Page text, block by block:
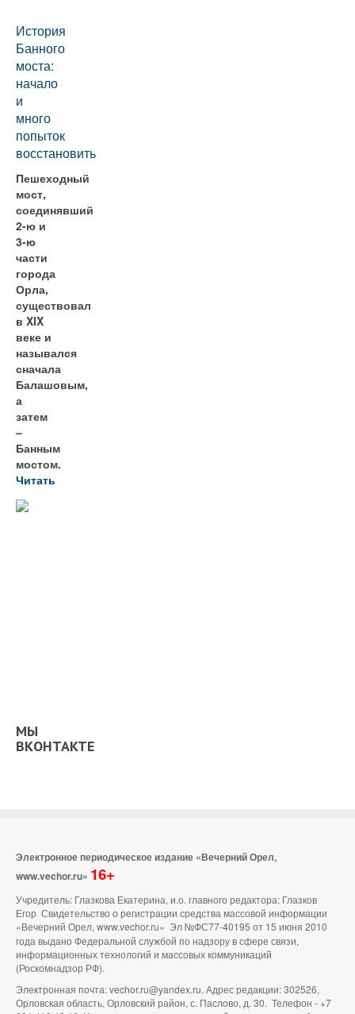
История
Банного
моста:
начало
и
много
попыток
восстановить
Пешеходный
мост,
соединявший
2-ю и
3-ю
части
города
Орла,
существовал
в XIX
веке и
назывался
сначала
Балашовым,
а
затем
–
Банным
мостом.
Читать
МЫ
ВКОНТАКТЕ
Электронное периодическое издание «Вечерний Орел,
www.vechor.ru» 16+
Учредитель: Глазкова Екатерина, и.о. главного редактора: Глазков
Егор Свидетельство о регистрации средства массовой информации
«Вечерний Орел, www.vechor.ru» Эл №ФС77-40195 от 15 июня 2010
года выдано Федеральной службой по надзору в сфере связи,
информационных технологий и массовых коммуникаций
(Роскомнадзор РФ).
Электронная почта: vechor.ru@yandex.ru. Адрес редакции: 302526,
Орловская область, Орловский район, с. Паслово, д. 30. Телефон - +7